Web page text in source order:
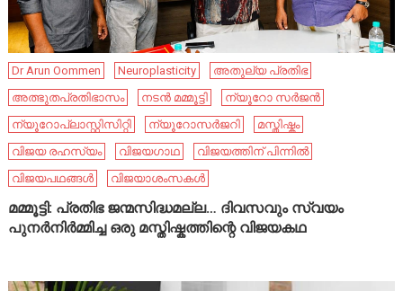
Dr Arun Oommen Neuroplasticity
അതുല്യ പ്രതിഭ
അത്ഭുതപ്രതിഭാസം
നടൻ മമ്മൂട്ടി
ന്യൂറോ സർജൻ
ന്യൂറോപ്ലാസ്റ്റിസിറ്റി
ന്യൂറോസർജറി
മസ്തിഷ്കം
വിജയ രഹസ്യം
വിജയഗാഥ
വിജയത്തിന് പിന്നിൽ
വിജയപഥങ്ങൾ
വിജയാശംസകൾ
മമ്മൂട്ടി: പ്രതിഭ ജന്മസിദ്ധമല്ല… ദിവസവും സ്വയം
പുനർനിർമ്മിച്ച ഒരു മസ്തിഷ്കത്തിന്റെ വിജയകഥ